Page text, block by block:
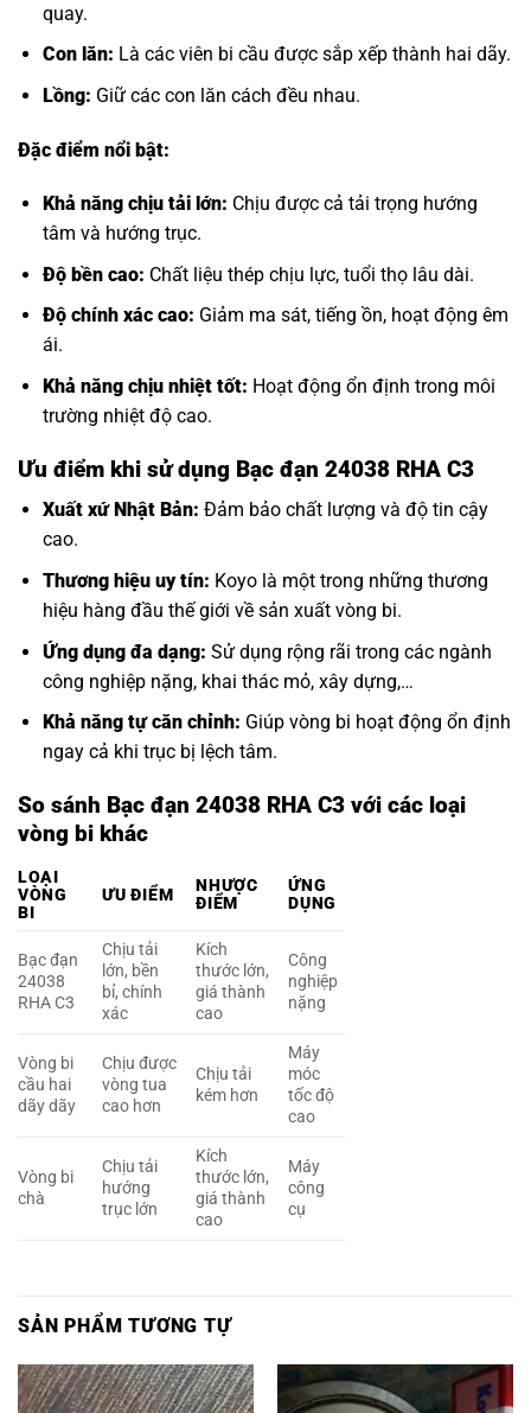
quay.
Con lăn: Là các viên bi cầu được sắp xếp thành hai dãy.
Lồng: Giữ các con lăn cách đều nhau.
Đặc điểm nổi bật:
Khả năng chịu tải lớn: Chịu được cả tải trọng hướng
tâm và hướng trục.
Độ bền cao: Chất liệu thép chịu lực, tuổi thọ lâu dài.
Độ chính xác cao: Giảm ma sát, tiếng ồn, hoạt động êm
ái.
Khả năng chịu nhiệt tốt: Hoạt động ổn định trong môi
trường nhiệt độ cao.
Ưu điểm khi sử dụng Bạc đạn 24038 RHA C3
Xuất xứ Nhật Bản: Đảm bảo chất lượng và độ tin cậy
cao.
Thương hiệu uy tín: Koyo là một trong những thương
hiệu hàng đầu thế giới về sản xuất vòng bi.
Ứng dụng đa dạng: Sử dụng rộng rãi trong các ngành
công nghiệp nặng, khai thác mỏ, xây dựng,…
Khả năng tự căn chỉnh: Giúp vòng bi hoạt động ổn định
ngay cả khi trục bị lệch tâm.
So sánh Bạc đạn 24038 RHA C3 với các loại
vòng bi khác
LOẠI
VÒNG
BI
ƯU ĐIỂM
NHƯỢC
ĐIỂM
ỨNG
DỤNG
Bạc đạn
24038
RHA C3
Chịu tải
lớn, bền
bỉ, chính
xác
Kích
thước lớn,
giá thành
cao
Công
nghiệp
nặng
Vòng bi
cầu hai
dãy dãy
Chịu được
vòng tua
cao hơn
Chịu tải
kém hơn
Máy
móc
tốc độ
cao
Vòng bi
chà
Chịu tải
hướng
trục lớn
Kích
thước lớn,
giá thành
cao
Máy
công
cụ
SẢN PHẨM TƯƠNG TỰ